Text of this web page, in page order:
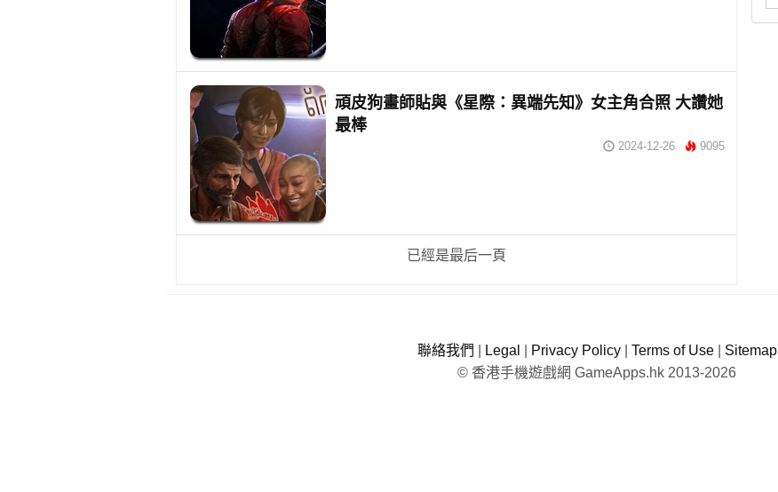
頑皮狗畫師貼與《星際：異端先知》女主角合照 大讚她
最棒
2024-12-26 9095
已經是最后一頁
聯絡我們 Legal Privacy Policy| Terms of Use| Sitemap
© 香港手機遊戲網 GameApps.hk 2013-2026